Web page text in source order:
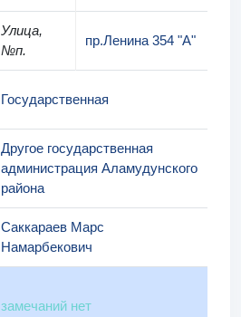
Улица,
№п.
пр.Ленина 354 "А"
Государственная
Другое государственная
администрация Аламудунского
района
Саккараев Марс
Намарбекович
замечаний нет